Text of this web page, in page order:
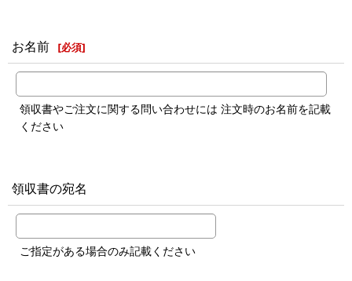
お名前 [必須]
領収書やご注文に関する問い合わせには 注文時のお名前を記載
ください
領収書の宛名
ご指定がある場合のみ記載ください